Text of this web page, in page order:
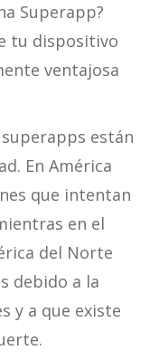
Superapp?
tu dispositivo
ventajosa
están
En América
que intentan
en el
del Norte
debido a la
y a que existe